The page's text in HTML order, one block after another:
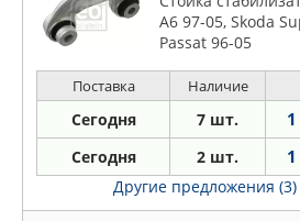
A6 97-05, Skoda
Passat 96-05
Поставка Наличие
Сегодня 7 шт.
Сегодня 2 шт.
Другие предложения (3)